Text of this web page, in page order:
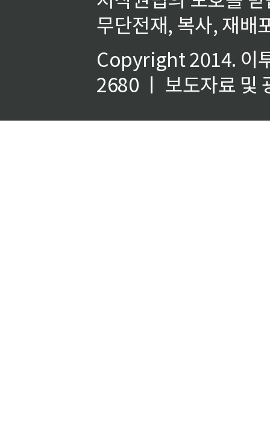
무단전재, 복사, 재배
Copyright 2014. 이
2680 ㅣ 보도자료